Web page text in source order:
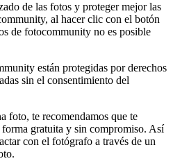
de las fotos y proteger mejor las
al hacer clic con el botón
de fotocommunity no es posible
están protegidas por derechos
sin el consentimiento del
foto, te recomendamos que te
gratuita y sin compromiso. Así
con el fotógrafo a través de un